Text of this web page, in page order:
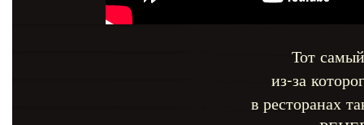
Тот
из-за
в ресторанах